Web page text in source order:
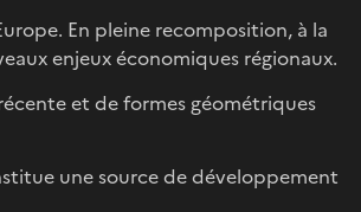
En pleine recomposition, à la
enjeux économiques régionaux.
et de formes géométriques
une source de développement